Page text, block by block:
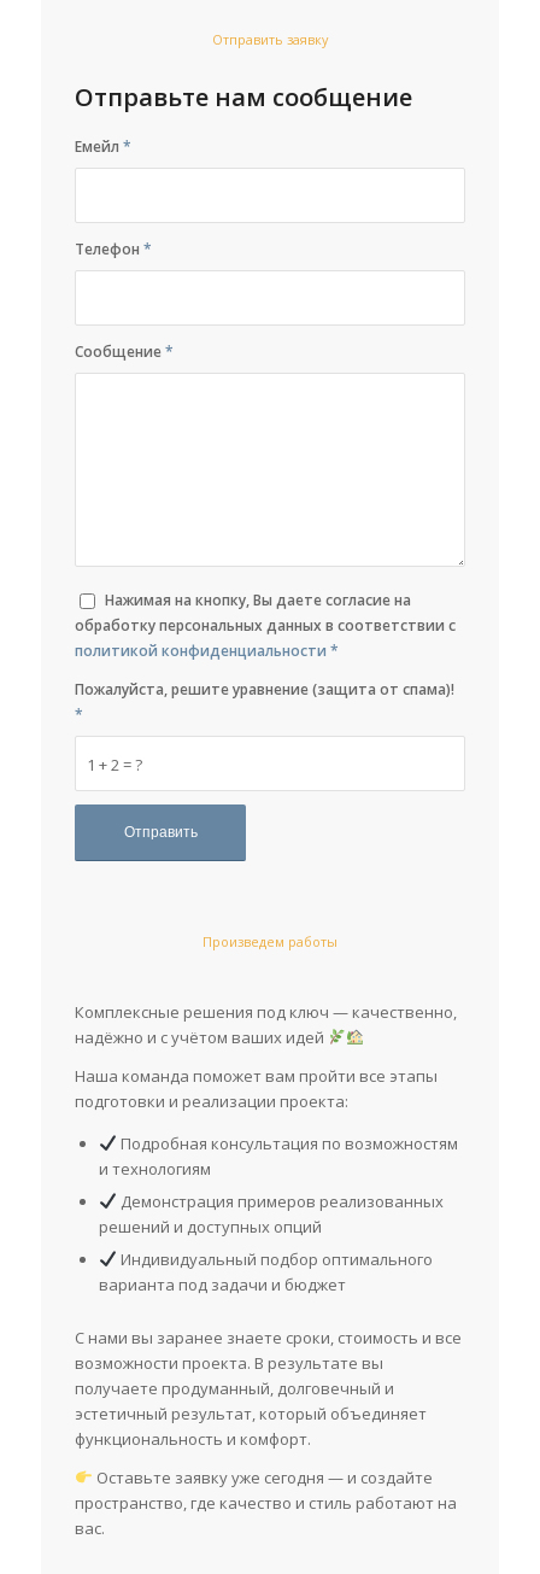
Отправить заявку
Отправьте нам сообщение
Емейл*
Телефон*
Сообщение*
Нажимая на кнопку, Вы даете согласие на
обработку персональных данных в соответствии с
политикой конфиденциальности *
1 + 2 = ?
Пожалуйста, решите уравнение (защита от спама)!
*
Произведем работы
Комплексные решения под ключ — качественно,
надёжно и с учётом ваших идей
Наша команда поможет вам пройти все этапы
подготовки и реализации проекта:
Подробная консультация по возможностям
и технологиям
Демонстрация примеров реализованных
решений и доступных опций
Индивидуальный подбор оптимального
варианта под задачи и бюджет
С нами вы заранее знаете сроки, стоимость и все
возможности проекта. В результате вы
получаете продуманный, долговечный и
эстетичный результат, который объединяет
функциональность и комфорт.
Оставьте заявку уже сегодня — и создайте
пространство, где качество и стиль работают на
вас.